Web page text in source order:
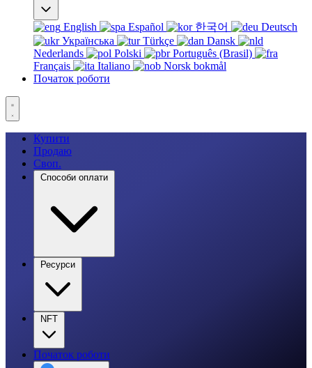
English Español 한국어
Deutsch
Українська
Türkçe
Dansk
Nederlands
Polski
Português (Brasil)
Français
Italiano
Norsk bokmål
Початок роботи
Купити
Продаю
Своп.
Способи оплати
Ресурси
NFT
Початок роботи